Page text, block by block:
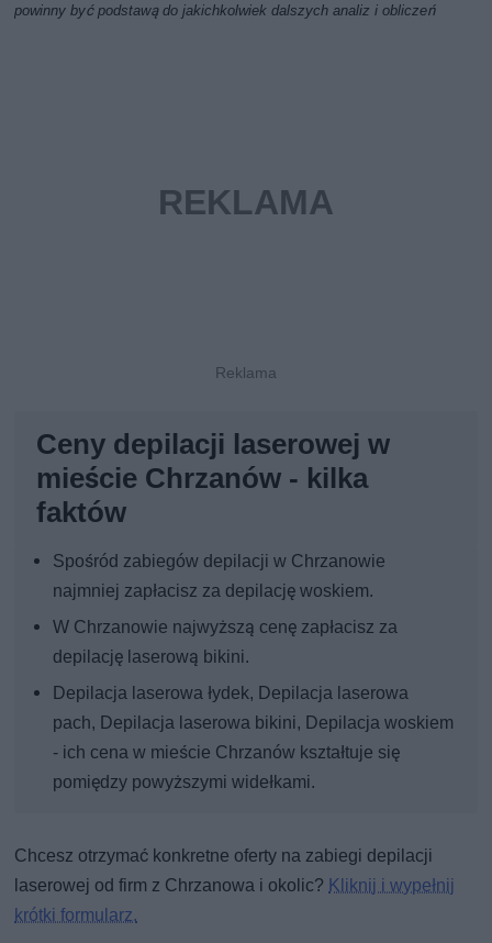
powinny być podstawą do jakichkolwiek dalszych analiz i obliczeń
Ceny depilacji laserowej w
mieście Chrzanów - kilka
faktów
Spośród zabiegów depilacji w Chrzanowie
najmniej zapłacisz za depilację woskiem.
W Chrzanowie najwyższą cenę zapłacisz za
depilację laserową bikini.
Depilacja laserowa łydek, Depilacja laserowa
pach, Depilacja laserowa bikini, Depilacja woskiem
- ich cena w mieście Chrzanów kształtuje się
pomiędzy powyższymi widełkami.
Chcesz otrzymać konkretne oferty na zabiegi depilacji
laserowej od firm z Chrzanowa i okolic? Kliknij i wypełnij
krótki formularz.